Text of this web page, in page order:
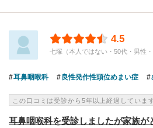
4.5
七塚（本人ではない・50代・男性・
耳鼻咽喉科 良性発作性頭位めまい症
この口コミは受診から5年以上経過しています
耳鼻咽喉科を受診しましたが家族が